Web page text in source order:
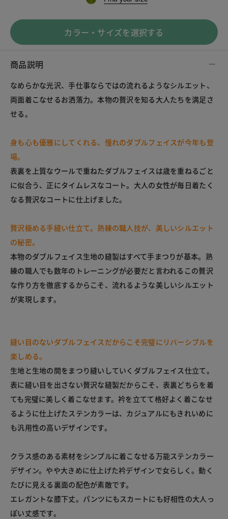
カラー・サイズを選択する
商品説明
なめらかな光沢、手仕事ならではの流れるようなシルエット、
両面着こなせるお洒落力。本物の贅沢を知る大人たちを満足さ
せる。
身も心も優雅にしてくれる、憧れのダブルフェイスが今年も登
場。
表裏を上質なウールで重ねたダブルフェイスは歳を重ねるごと
に似合う、正にタイムレスなコート。大人の女性が毎日着たく
なる贅沢なコートに仕上げました。
贅沢極める手縫い仕立て。熟練の職人技が、美しいシルエット
の秘密。
本物のダブルフェイス生地の縫製はすべて手まつりが基本。熟
練の職人でも数年のトレーニングが必要だと言われるこの贅沢
な作り方を徹底するからこそ、流れるような美しいシルエット
が実現します。
縫い目のないダブルフェイスだからこそ完璧にリバーシブルを
楽しめる。
生地と生地の間をまつり縫いしていくダブルフェイス仕立て。
表に縫い目を出さない贅沢な縫製だからこそ、表裏どちらを着
ても完璧に美しく着こなせます。衿を立てて格好よく着こなせ
るように仕上げたステンカラーは、カジュアルにもきれいめに
も汎用性の高いデザインです。
クラス感のある素材をシンプルに着こなせる万能ステンカラー
デザイン。やや大きめに仕上げた衿デザインで女らしく。動く
たびに見える裏面の配色が素敵です。
エレガントな膝下丈。パンツにもスカートにも好相性の大人っ
ぽい丈感です。